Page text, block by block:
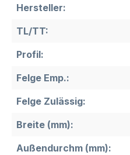
Hersteller:
TL/TT:
Profil:
Felge Emp.:
Felge Zulässig:
Breite (mm):
Außendurchm (mm):